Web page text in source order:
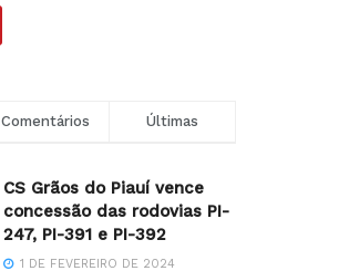
Comentários Últimas
CS Grãos do Piauí vence
concessão das rodovias PI-
247, PI-391 e PI-392
1 DE FEVEREIRO DE 2024